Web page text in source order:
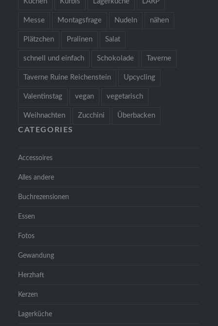
Messe Montagsfrage Nudeln nähen
Plätzchen Pralinen Salat
schnell und einfach Schokolade Taverne
Taverne Ruine Reichenstein Upcycling
Valentinstag vegan vegetarisch
Weihnachten Zucchini Überbacken
CATEGORIES
Accessoires
Alles andere
Buchrezensionen
Essen
Fotos
Gewandung
Herzhaft
Kerzen
Lagerküche